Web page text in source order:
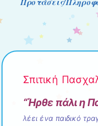
Σπιτική
“Ήρθε πάλι η
λέει ένα παιδικό